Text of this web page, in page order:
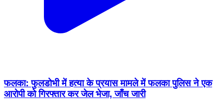
फलका: फुलडोभी में हत्या के प्रयास मामले में फलका पुलिस ने एक
आरोपी को गिरफ्तार कर जेल भेजा, जाँच जारी